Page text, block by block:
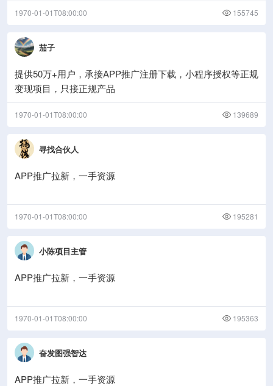
1970-01-01T08:00:00 155745
茄子
提供50万+用户，承接APP推广注册下载，小程序授权等正规
变现项目，只接正规产品
1970-01-01T08:00:00 139689
寻找合伙人
APP推广拉新，一手资源
1970-01-01T08:00:00 195281
小陈项目主管
APP推广拉新，一手资源
1970-01-01T08:00:00 195363
奋发图强智达
APP推广拉新，一手资源